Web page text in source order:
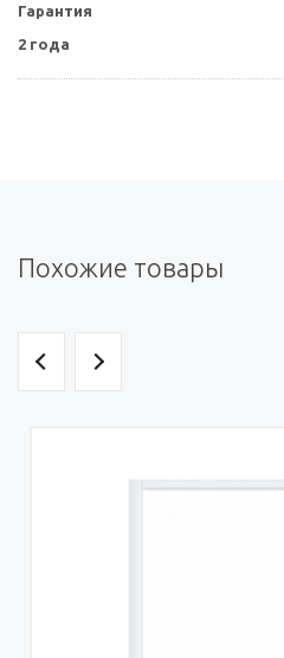
Гарантия
2 года
Похожие товары